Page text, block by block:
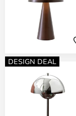
DESIGN DEAL